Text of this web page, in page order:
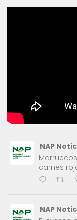
NAP
carnes
NAP